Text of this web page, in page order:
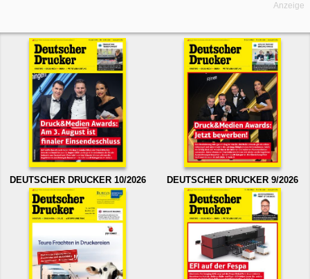
Anzeige
DEUTSCHER DRUCKER 10/2026 DEUTSCHER DRUCKER 9/2026